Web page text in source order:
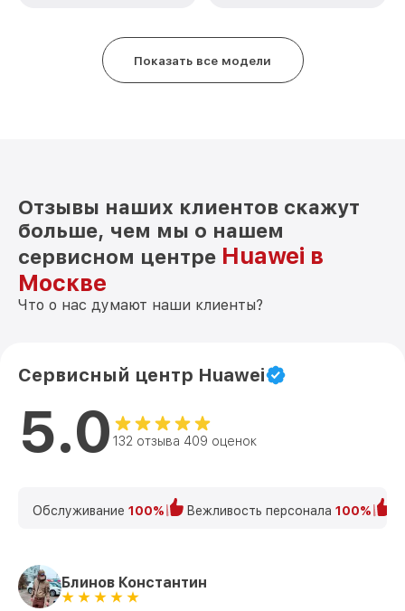
Замена вибромотора Mate 50 Huawei
Замена голосового динамика Mate 50
Показать все модели
Отзывы наших клиентов скажут
больше, чем мы о нашем
сервисном центре Huawei в
Москве
Что о нас думают наши клиенты?
Сервисный центр Huawei
5.0 132 отзыва 409 оценок
Обслуживание 100% Вежливость персонала 100%
Блинов Константин